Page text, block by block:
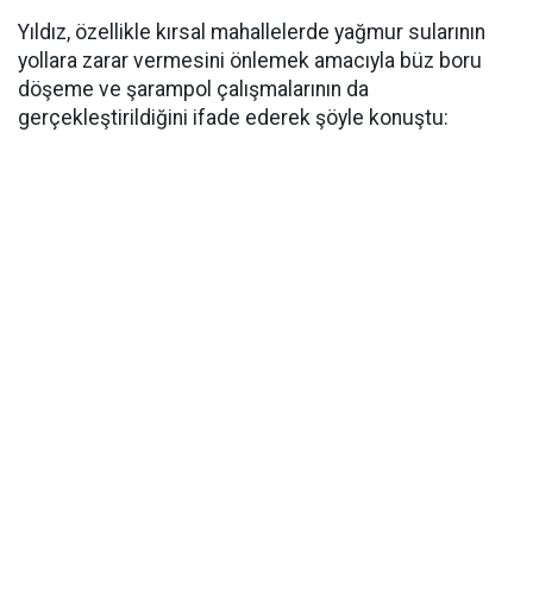
Yıldız, özellikle kırsal mahallelerde yağmur sularının
yollara zarar vermesini önlemek amacıyla büz boru
döşeme ve şarampol çalışmalarının da
gerçekleştirildiğini ifade ederek şöyle konuştu: